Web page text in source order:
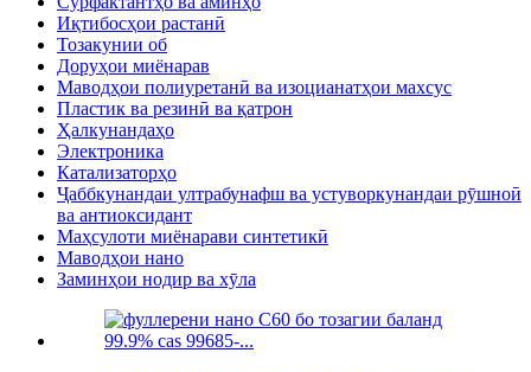
Иқтибосҳои растанӣ
Тозакунии об
Доруҳои миёнарав
Маводҳои полиуретанӣ ва изоцианатҳои махсус
Пластик ва резинӣ ва қатрон
Ҳалкунандаҳо
Электроника
Катализаторҳо
Ҷаббкунандаи ултрабунафш ва устуворкунандаи рӯшноӣ
ва антиоксидант
Маҳсулоти миёнарави синтетикӣ
Маводҳои нано
Заминҳои нодир ва хӯла